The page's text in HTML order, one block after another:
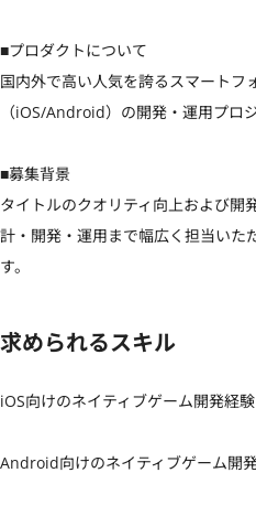
■プロダクトについて
国内外で高い人気を誇るスマートフ
（iOS/Android）の開発・運用プロ
■募集背景
タイトルのクオリティ向上および開
計・開発・運用まで幅広く担当いた
す。
求められるスキル
iOS向けのネイティブゲーム開発経験
Android向けのネイティブゲーム開